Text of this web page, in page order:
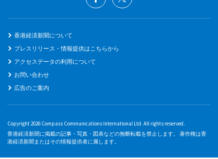
香港経済新聞について
プレスリリース・情報提供はこちらから
アクセスデータの利用について
お問い合わせ
広告のご案内
Copyright 2026 Compass Communications International Ltd. All rights reserved.
香港経済新聞に掲載の記事・写真・図表などの無断転載を禁止します。 著作権は香
港経済新聞またはその情報提供者に属します。